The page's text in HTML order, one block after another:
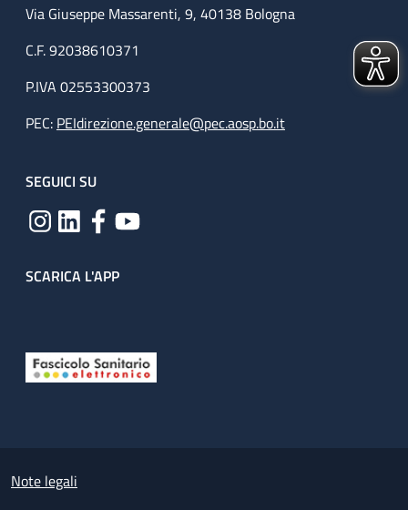
Via Giuseppe Massarenti, 9, 40138 Bologna
C.F. 92038610371
P.IVA 02553300373
PEC: PEIdirezione.generale@pec.aosp.bo.it
SEGUICI SU
SCARICA L'APP
Small prints
Note legali